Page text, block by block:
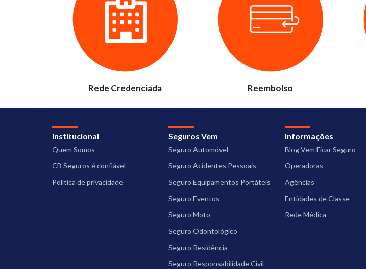
Rede Credenciada Reembolso
Institucional
Quem Somos
CB Seguros é confiável
Política de privacidade
Seguros Vem
Seguro Automóvel
Seguro Acidentes Pessoais
Seguro Equipamentos Portáteis
Seguro Eventos
Seguro Moto
Seguro Odontológico
Seguro Residência
Seguro Responsabilidade Civil
Informações
Blog Vem Ficar Seguro
Operadoras
Agências
Entidades de Classe
Rede Médica